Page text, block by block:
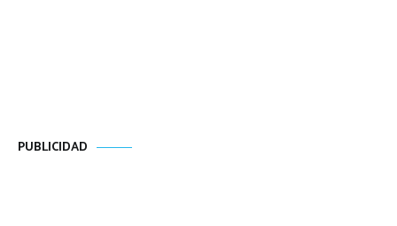
PUBLICIDAD